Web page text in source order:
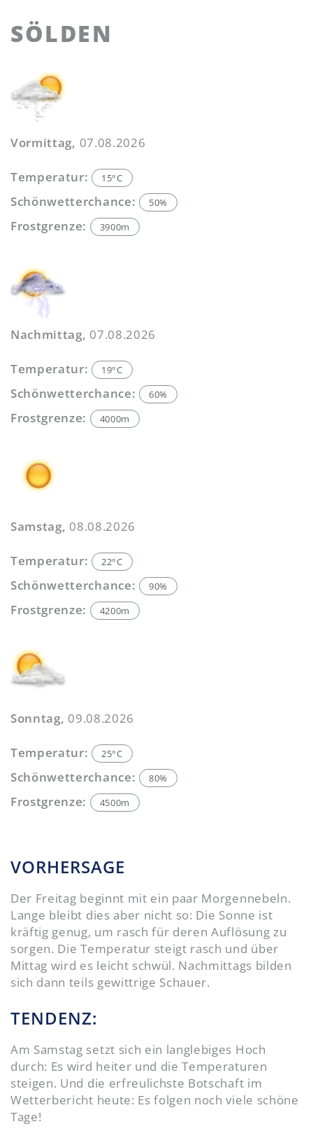
SÖLDEN
Vormittag, 07.08.2026
Temperatur: 15°C
Schönwetterchance: 50%
Frostgrenze: 3900m
Nachmittag, 07.08.2026
Temperatur: 19°C
Schönwetterchance: 60%
Frostgrenze: 4000m
Samstag, 08.08.2026
Temperatur: 22°C
Schönwetterchance: 90%
Frostgrenze: 4200m
Sonntag, 09.08.2026
Temperatur: 25°C
Schönwetterchance: 80%
Frostgrenze: 4500m
VORHERSAGE
Der Freitag beginnt mit ein paar Morgennebeln.
Lange bleibt dies aber nicht so: Die Sonne ist
kräftig genug, um rasch für deren Auflösung zu
sorgen. Die Temperatur steigt rasch und über
Mittag wird es leicht schwül. Nachmittags bilden
sich dann teils gewittrige Schauer.
TENDENZ:
Am Samstag setzt sich ein langlebiges Hoch
durch: Es wird heiter und die Temperaturen
steigen. Und die erfreulichste Botschaft im
Wetterbericht heute: Es folgen noch viele schöne
Tage!